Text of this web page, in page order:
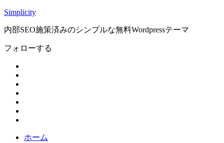
Simplicity
内部SEO施策済みのシンプルな無料Wordpressテーマ
フォローする
ホーム